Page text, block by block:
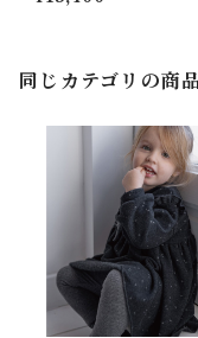
同じカテゴリの商